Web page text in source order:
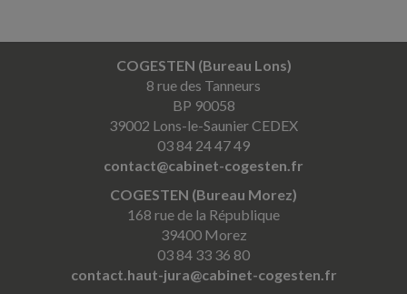
COGESTEN (Bureau Lons)
8 rue des Tanneurs
BP 90058
39002 Lons-le-Saunier CEDEX
03 84 24 47 49
contact@cabinet-cogesten.fr
COGESTEN (Bureau Morez)
168 rue de la République
39400 Morez
03 84 33 36 80
contact.haut-jura@cabinet-cogesten.fr